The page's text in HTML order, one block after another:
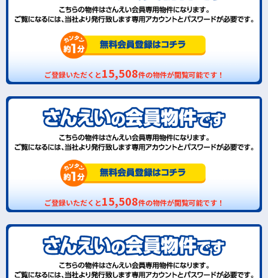
ご登録いただくと15,508件の物件が閲覧可能です！
ご登録いただくと15,508件の物件が閲覧可能です！